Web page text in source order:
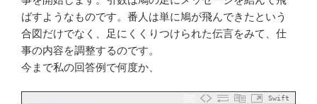
ばすようなものです。番人は単に鳩が飛んできたという
合図だけでなく、足にくくりつけられた伝言をみて、仕
事の内容を調整するのです。
今まで私の回答例で何度か、
Swift